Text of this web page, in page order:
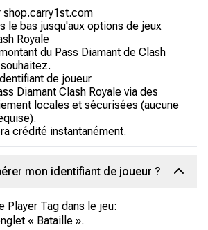
shop.carry1st.com
le bas jusqu'aux options de jeux
Royale
du Pass Diamant de Clash
de joueur
Diamant Clash Royale via des
locales et sécurisées (aucune
crédité instantanément.
mon identifiant de joueur ?
Player Tag dans le jeu:
« Bataille ».